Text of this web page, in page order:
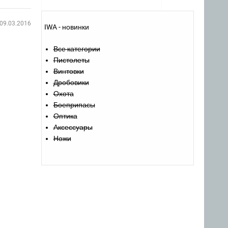
09.03.2016 IWA - новинки
Все категории
Пистолеты
Винтовки
Дробовики
Охота
Боеприпасы
Оптика
Аксессуары
Ножи